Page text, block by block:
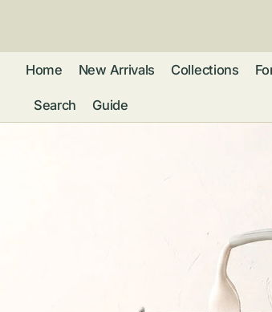
Home New Arrivals Collections
ファッション
ウォレット・
Search Guide